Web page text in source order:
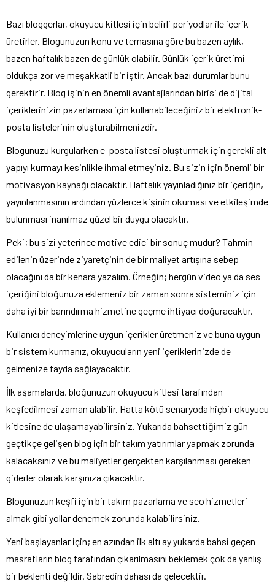
Bazı bloggerlar, okuyucu kitlesi için belirli periyodlar ile içerik
üretirler. Blogunuzun konu ve temasına göre bu bazen aylık,
bazen haftalık bazen de günlük olabilir. Günlük içerik üretimi
oldukça zor ve meşakkatli bir iştir. Ancak bazı durumlar bunu
gerektirir. Blog işinin en önemli avantajlarından birisi de dijital
içeriklerinizin pazarlaması için kullanabileceğiniz bir elektronik-
posta listelerinin oluşturabilmenizdir.
Blogunuzu kurgularken e-posta listesi oluşturmak için gerekli alt
yapıyı kurmayı kesinlikle ihmal etmeyiniz. Bu sizin için önemli bir
motivasyon kaynağı olacaktır. Haftalık yayınladığınız bir içeriğin,
yayınlanmasının ardından yüzlerce kişinin okuması ve etkileşimde
bulunması inanılmaz güzel bir duygu olacaktır.
Peki; bu sizi yeterince motive edici bir sonuç mudur? Tahmin
edilenin üzerinde ziyaretçinin de bir maliyet artışına sebep
olacağını da bir kenara yazalım. Örneğin; hergün video ya da ses
içeriğini bloğunuza eklemeniz bir zaman sonra sisteminiz için
daha iyi bir barındırma hizmetine geçme ihtiyacı doğuracaktır.
Kullanıcı deneyimlerine uygun içerikler üretmeniz ve buna uygun
bir sistem kurmanız, okuyucuların yeni içeriklerinizde de
gelmenize fayda sağlayacaktır.
İlk aşamalarda, bloğunuzun okuyucu kitlesi tarafından
keşfedilmesi zaman alabilir. Hatta kötü senaryoda hiçbir okuyucu
kitlesine de ulaşamayabilirsiniz. Yukarıda bahsettiğimiz gün
geçtikçe gelişen blog için bir takım yatırımlar yapmak zorunda
kalacaksınız ve bu maliyetler gerçekten karşılanması gereken
giderler olarak karşınıza çıkacaktır.
Blogunuzun keşfi için bir takım pazarlama ve seo hizmetleri
almak gibi yollar denemek zorunda kalabilirsiniz.
Yeni başlayanlar için; en azından ilk altı ay yukarda bahsi geçen
masrafların blog tarafından çıkarılmasını beklemek çok da yanlış
bir beklenti değildir. Sabredin dahası da gelecektir.